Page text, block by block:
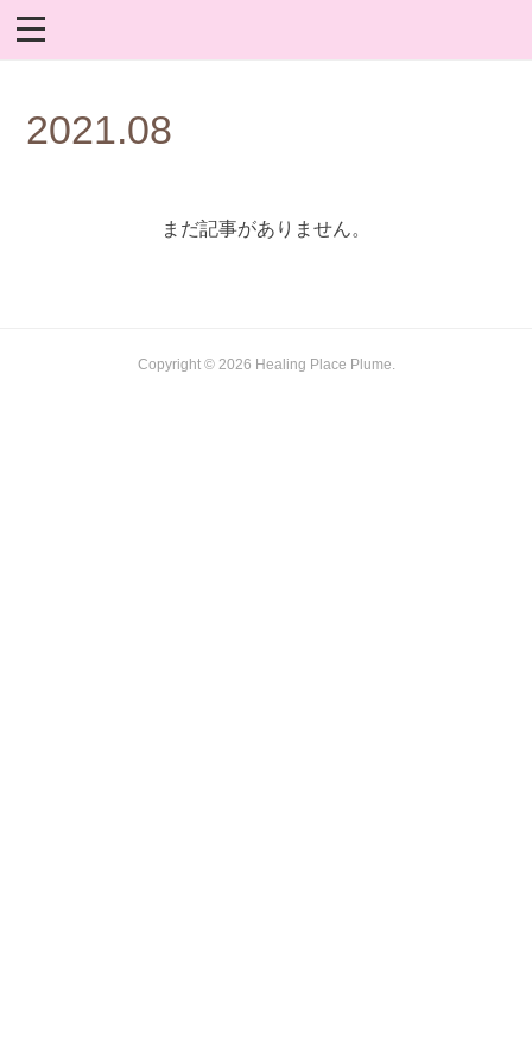
2021.08
まだ記事がありません。
Copyright © 2026 Healing Place Plume.